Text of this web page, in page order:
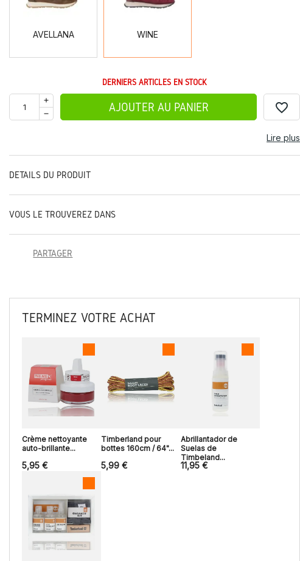
AVELLANA WINE
DERNIERS ARTICLES EN STOCK
AJOUTER AU PANIER favorite_border
Lire plus
DÉTAILS DU PRODUIT
VOUS LE TROUVEREZ DANS
PARTAGER
TERMINEZ VOTRE ACHAT
Crème nettoyante
auto-brillante...
5,95 €
Timberland pour
bottes 160cm / 64"...
5,99 €
Abrillantador de
Suelas de
Timbeland...
11,95 €